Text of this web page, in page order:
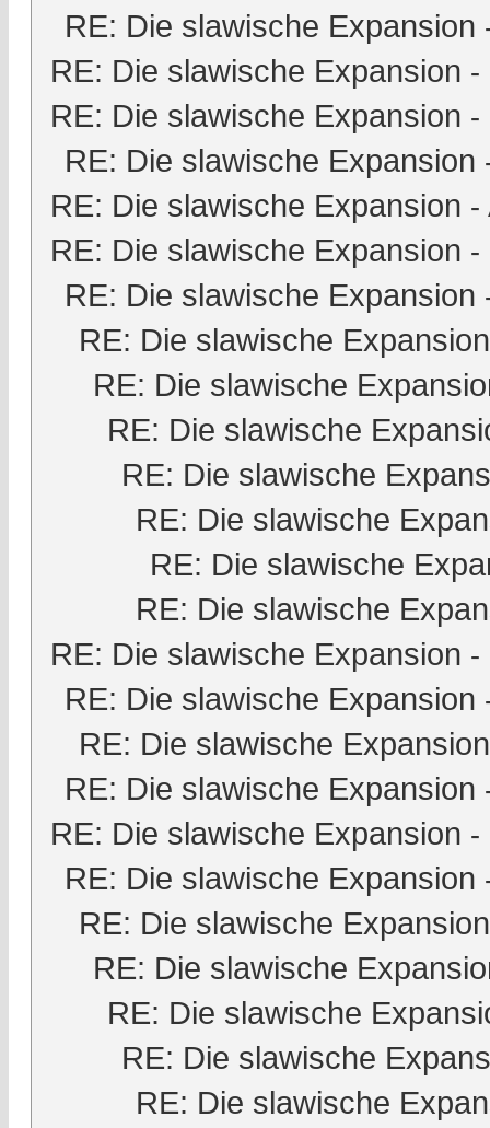
RE: Die slawische Expansion
RE: Die slawische Expansion -
RE: Die slawische Expansion -
RE: Die slawische Expansion
RE: Die slawische Expansion -
RE: Die slawische Expansion -
RE: Die slawische Expansion
RE: Die slawische Expansion
RE: Die slawische
RE: Die slawische
RE: Die slawische
RE: Die slawische
RE: Die slawische
RE: Die slawische
RE: Die slawische Expansion -
RE: Die slawische Expansion
RE: Die slawische Expansion
RE: Die slawische Expansion
RE: Die slawische Expansion -
RE: Die slawische Expansion
RE: Die slawische Expansion
RE: Die slawische
RE: Die slawische
RE: Die slawische
RE: Die slawische